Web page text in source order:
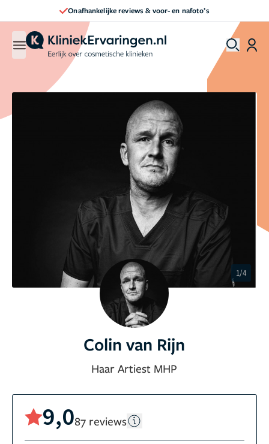
Onafhankelijke reviews & voor- en nafoto’s
1/4
Colin van Rijn
Haar Artiest MHP
9,087 reviews